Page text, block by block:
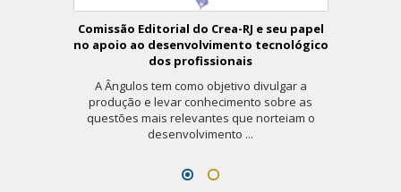
Comissão Editorial do Crea-RJ e seu papel
no apoio ao desenvolvimento tecnológico
dos profissionais
A Ângulos tem como objetivo divulgar a
produção e levar conhecimento sobre as
questões mais relevantes que norteiam o
desenvolvimento ...